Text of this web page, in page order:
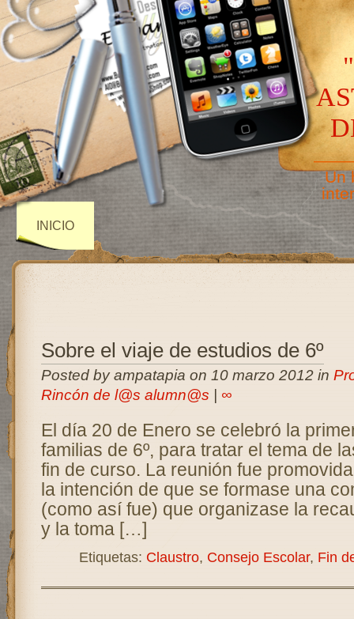
Un
INICIO
Sobre el viaje de estudios de 6º
Posted by ampatapia on 10 marzo 2012 in
Rincón de l@s alumn@s
∞
El día 20 de Enero se celebró la
familias de 6º, para tratar el tema de
fin de curso. La reunión fue
la intención de que se formase una
(como así fue) que organizase la
y la toma […]
Etiquetas: Claustro, Consejo Escolar, Fin